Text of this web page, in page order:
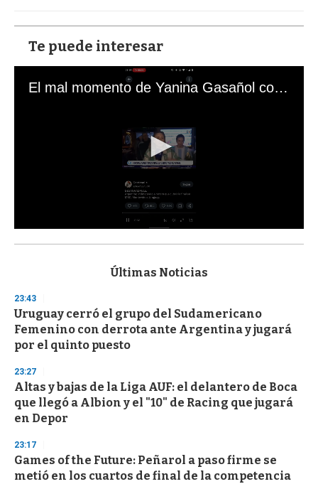
Te puede interesar
El mal momento de Yanina Gasañol con un hincha argentino en "Subrayado"
s
d
s
o
f
3
s
e
c
o
n
Últimas Noticias
23:43
Uruguay cerró el grupo del Sudamericano
Femenino con derrota ante Argentina y jugará
por el quinto puesto
23:27
Altas y bajas de la Liga AUF: el delantero de Boca
que llegó a Albion y el "10" de Racing que jugará
en Depor
23:17
Games of the Future: Peñarol a paso firme se
metió en los cuartos de final de la competencia